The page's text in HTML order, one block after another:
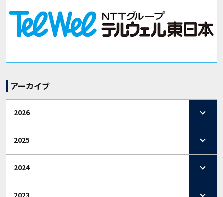
アーカイブ
2026
2025
2024
2023